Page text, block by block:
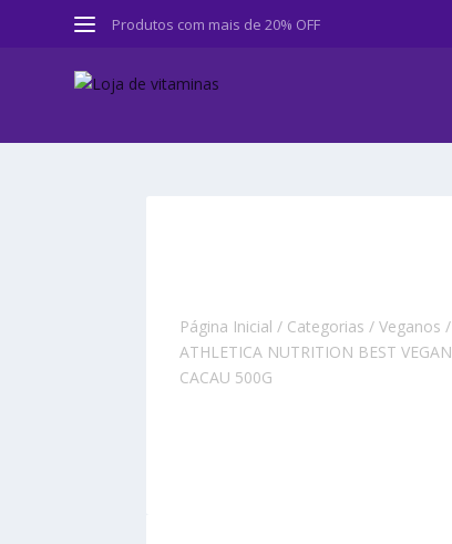
Produtos com mais de 20% OFF
Página Inicial / Categorias / Veganos /
ATHLETICA NUTRITION BEST VEGAN
CACAU 500G